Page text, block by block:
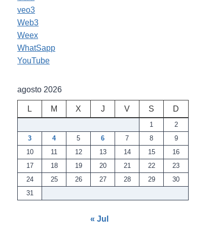
veo3
Web3
Weex
WhatSapp
YouTube
agosto 2026
L M X J V S D
1
2
3
4 5 6 7 8
9
10
11 12 13 14 15
16
17
18 19 20 21 22
23
24
25 26 27 28 29
30
31
« Jul